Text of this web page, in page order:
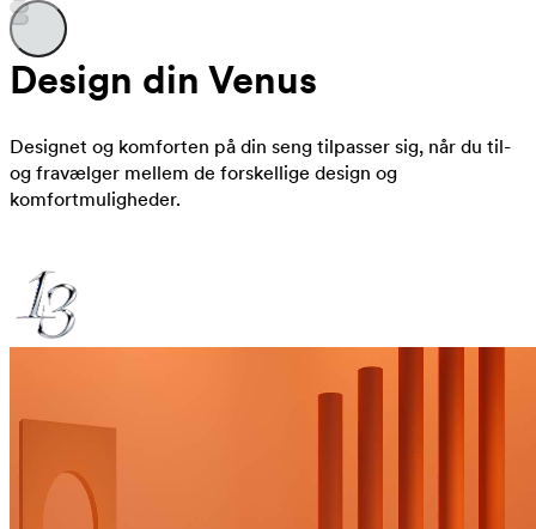
Design din Venus
Designet og komforten på din seng tilpasser sig, når du til-
og fravælger mellem de forskellige design og
komfortmuligheder.